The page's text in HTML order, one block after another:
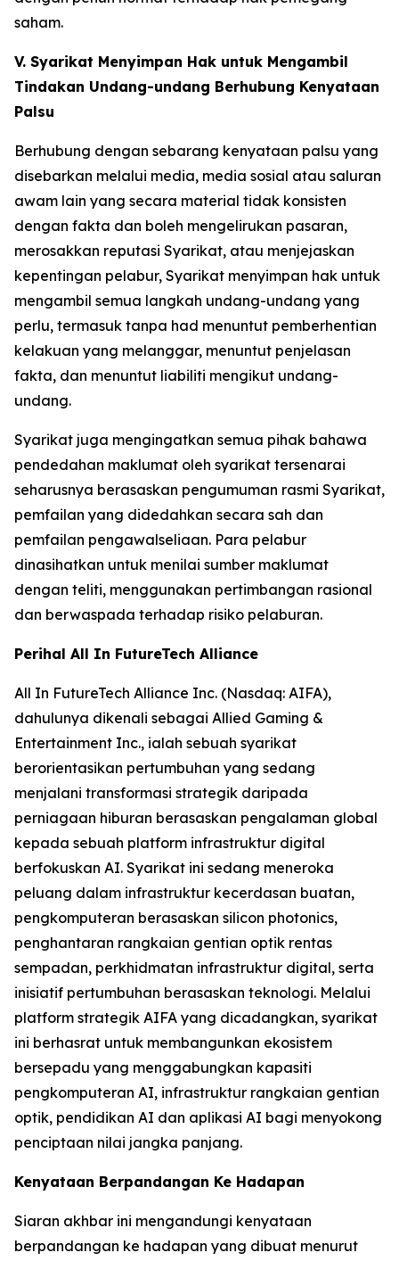
saham.
V. Syarikat Menyimpan Hak untuk Mengambil
Tindakan Undang-undang Berhubung Kenyataan
Palsu
Berhubung dengan sebarang kenyataan palsu yang
disebarkan melalui media, media sosial atau saluran
awam lain yang secara material tidak konsisten
dengan fakta dan boleh mengelirukan pasaran,
merosakkan reputasi Syarikat, atau menjejaskan
kepentingan pelabur, Syarikat menyimpan hak untuk
mengambil semua langkah undang-undang yang
perlu, termasuk tanpa had menuntut pemberhentian
kelakuan yang melanggar, menuntut penjelasan
fakta, dan menuntut liabiliti mengikut undang-
undang.
Syarikat juga mengingatkan semua pihak bahawa
pendedahan maklumat oleh syarikat tersenarai
seharusnya berasaskan pengumuman rasmi Syarikat,
pemfailan yang didedahkan secara sah dan
pemfailan pengawalseliaan. Para pelabur
dinasihatkan untuk menilai sumber maklumat
dengan teliti, menggunakan pertimbangan rasional
dan berwaspada terhadap risiko pelaburan.
Perihal All In FutureTech Alliance
All In FutureTech Alliance Inc. (Nasdaq: AIFA),
dahulunya dikenali sebagai Allied Gaming &
Entertainment Inc., ialah sebuah syarikat
berorientasikan pertumbuhan yang sedang
menjalani transformasi strategik daripada
perniagaan hiburan berasaskan pengalaman global
kepada sebuah platform infrastruktur digital
berfokuskan AI. Syarikat ini sedang meneroka
peluang dalam infrastruktur kecerdasan buatan,
pengkomputeran berasaskan silicon photonics,
penghantaran rangkaian gentian optik rentas
sempadan, perkhidmatan infrastruktur digital, serta
inisiatif pertumbuhan berasaskan teknologi. Melalui
platform strategik AIFA yang dicadangkan, syarikat
ini berhasrat untuk membangunkan ekosistem
bersepadu yang menggabungkan kapasiti
pengkomputeran AI, infrastruktur rangkaian gentian
optik, pendidikan AI dan aplikasi AI bagi menyokong
penciptaan nilai jangka panjang.
Kenyataan Berpandangan Ke Hadapan
Siaran akhbar ini mengandungi kenyataan
berpandangan ke hadapan yang dibuat menurut